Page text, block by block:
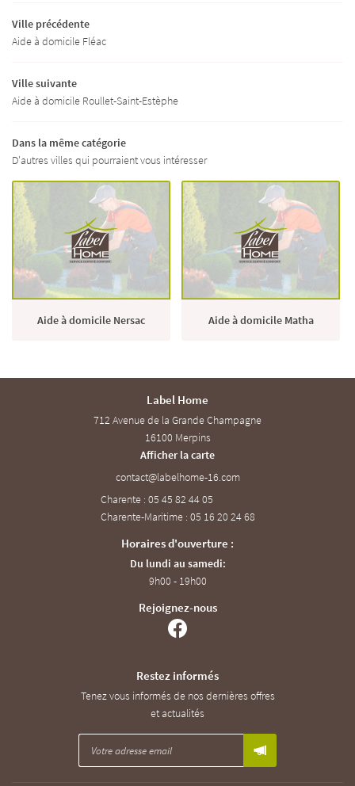
Ville précédente
Aide à domicile Fléac
Ville suivante
Aide à domicile Roullet-Saint-Estèphe
Dans la même catégorie
D'autres villes qui pourraient vous intéresser
Aide à domicile Nersac Aide à domicile Matha
Label Home
712 Avenue de la Grande Champagne
16100 Merpins
Afficher la carte
Charente : 05 45 82 44 05
Charente-Maritime : 05 16 20 24 68
Horaires d'ouverture :
Du lundi au samedi:
9h00 - 19h00
Rejoignez-nous
Restez informés
Tenez vous informés de nos dernières offres
et actualités